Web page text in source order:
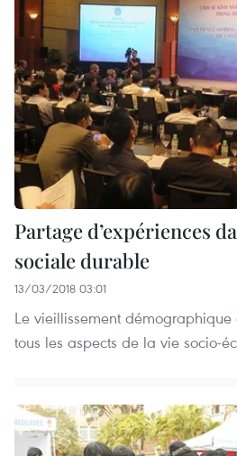
Partage d’expériences
sociale durable
13/03/2018 03:01
Le vieillissement
tous les aspects de la vie socio-